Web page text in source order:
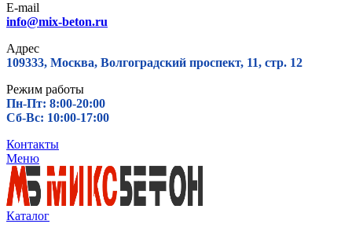
E-mail
info@mix-beton.ru
Адрес
109333, Москва, Волгоградский проспект, 11, стр. 12
Режим работы
Пн-Пт: 8:00-20:00
Сб-Вс: 10:00-17:00
Контакты
Меню
Каталог